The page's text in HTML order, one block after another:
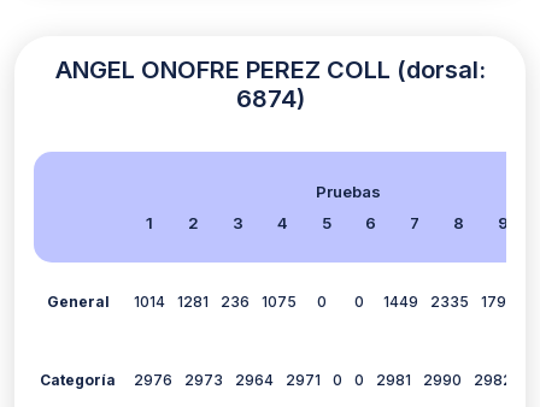
ANGEL ONOFRE PEREZ COLL (dorsal:
6874)
Pruebas
1
2 3 4 5 6 7 8 9
General 1014 1281 236 1075 0 0 1449 2335 1793
Categoría 2976 2973 2964 2971 0 0 2981 2990 2982